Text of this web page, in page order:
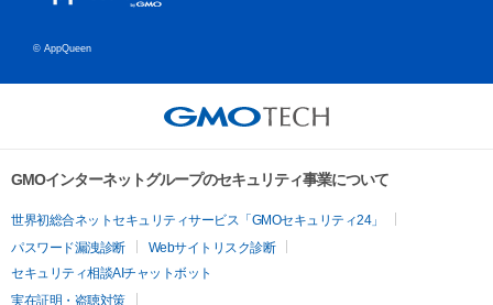
© AppQueen
GMOインターネットグループのセキュリティ事業について
世界初総合ネットセキュリティサービス「GMOセキュリティ24」
パスワード漏洩診断
Webサイトリスク診断
セキュリティ相談AIチャットボット
実在証明・盗聴対策